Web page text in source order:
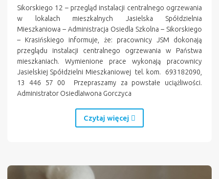
Sikorskiego 12 – przegląd instalacji centralnego ogrzewania
w lokalach mieszkalnych Jasielska Spółdzielnia
Mieszkaniowa – Administracja Osiedla Szkolna – Sikorskiego
– Krasińskiego informuje, że: pracownicy JSM dokonają
przeglądu instalacji centralnego ogrzewania w Państwa
mieszkaniach. Wymienione prace wykonają pracownicy
Jasielskiej Spółdzielni Mieszkaniowej tel. kom. 693182090,
13 446 57 00 Przepraszamy za powstałe uciążliwości.
Administrator OsiedlaIwona Gorczyca
Czytaj więcej